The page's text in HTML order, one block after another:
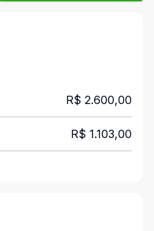
R$ 2.600,00
R$ 1.103,00